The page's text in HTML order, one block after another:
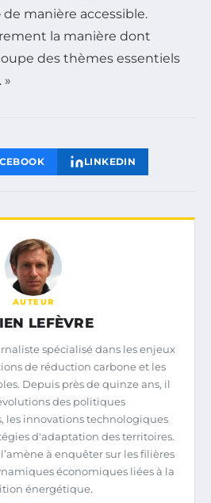
de manière accessible.
la manière dont
des thèmes essentiels
»
LINKEDIN
AUTEUR
LEFÈVRE
spécialisé dans les enjeux
de réduction carbone et les
Depuis près de quinze ans, il
des politiques
les innovations technologiques
d'adaptation des territoires.
à enquêter sur les filières
économiques liées à la
énergétique.